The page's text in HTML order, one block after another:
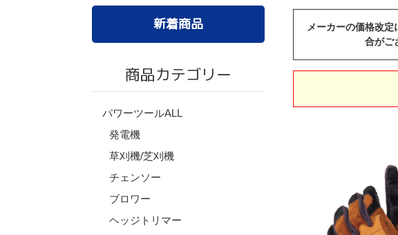
新着商品
商品カテゴリー
パワーツールALL
発電機
草刈機/芝刈機
チェンソー
ブロワー
ヘッジトリマー
メーカーの価格改
合がご